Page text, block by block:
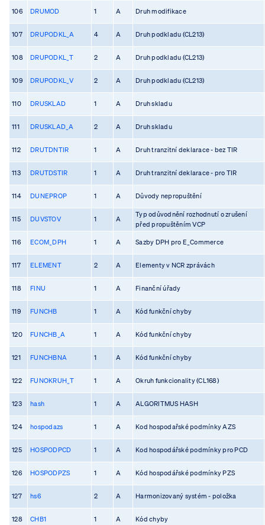
106 DRUMOD 1 A Druh modifikace
107 DRUPODKL_A 4 A Druh podkladu (CL213)
108 DRUPODKL_T 2 A Druh podkladu (CL213)
109 DRUPODKL_V 2 A Druh podkladu (CL213)
110 DRUSKLAD 1 A Druh skladu
111 DRUSKLAD_A 2 A Druh skladu
112 DRUTDNTIR 1 A Druh tranzitní deklarace - bez TIR
113 DRUTDSTIR 1 A Druh tranzitní deklarace - pro TIR
114 DUNEPROP 1 A Důvody nepropuštění
115 DUVSTOV 1 A
Typ odůvodnění rozhodnutí o zrušení
před propuštěním VCP
116 ECOM_DPH 1 A Sazby DPH pro E_Commerce
117 ELEMENT 2 A Elementy v NCR zprávách
118 FINU 1 A Finanční úřady
119 FUNCHB 1 A Kód funkční chyby
120 FUNCHB_A 1 A Kód funkční chyby
121 FUNCHBNA 1 A Kód funkční chyby
122 FUNOKRUH_T 1 A Okruh funkcionality (CL168)
123 hash 1 A ALGORITMUS HASH
124 hospodazs 1 A Kod hospodařské podmínky AZS
125 HOSPODPCD 1 A Kod hospodářské podmínky pro PCD
126 HOSPODPZS 1 A Kód hospodářské podmínky PZS
127 hs6 2 A Harmonizovaný systém - položka
128 CHB1 1 A Kód chyby